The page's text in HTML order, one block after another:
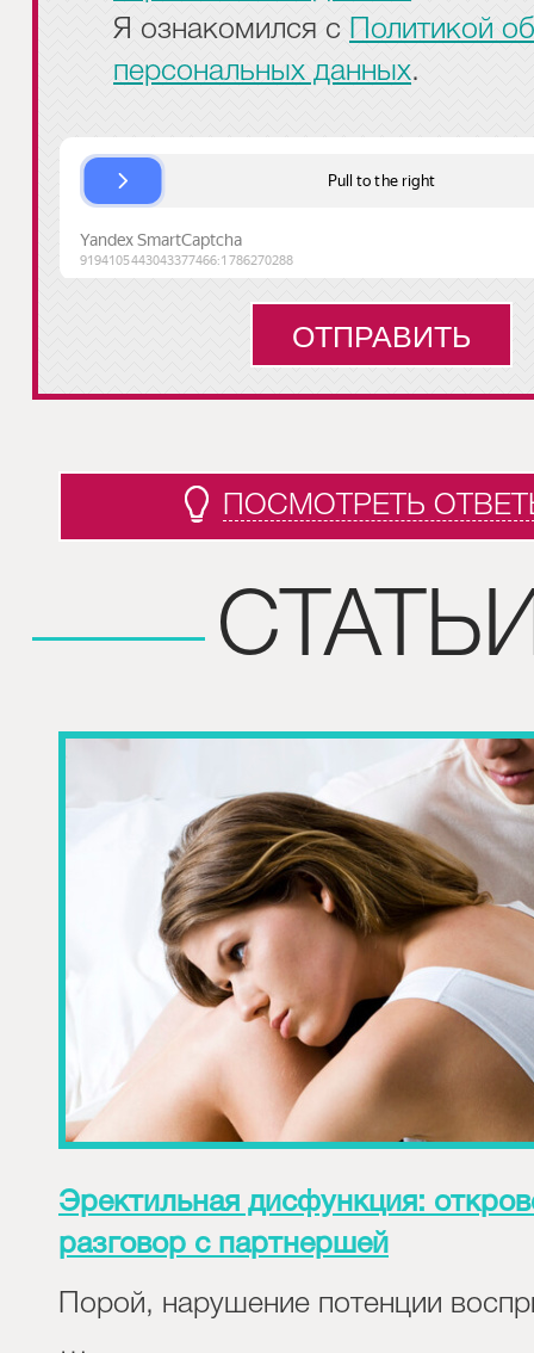
Я ознакомился с
Политикой
персональных данных.
ПОСМОТРЕТЬ
Эректильная дисфункция:
разговор с партнершей
Порой, нарушение потенции
…